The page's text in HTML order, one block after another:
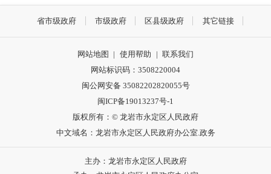
省市级政府 市级政府 区县级政府 其它链接
网站地图 | 使用帮助 | 联系我们
网站标识码：3508220004
闽公网安备 35082202820055号
闽ICP备19013237号-1
版权所有：© 龙岩市永定区人民政府
中文域名：龙岩市永定区人民政府办公室.政务
主办：龙岩市永定区人民政府